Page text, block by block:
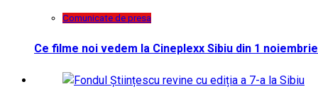
Comunicate de presa
Ce filme noi vedem la Cineplexx Sibiu din 1 noiembrie